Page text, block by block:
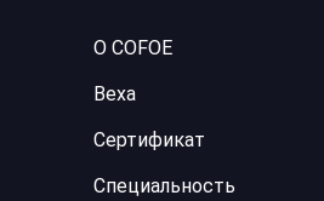
О COFOE
Веха
Сертификат
Специальность